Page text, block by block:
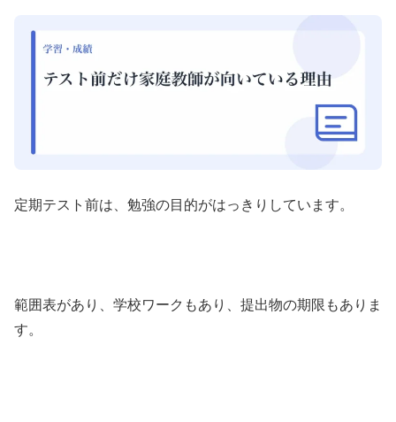
定期テスト前は、勉強の目的がはっきりしています。
範囲表があり、学校ワークもあり、提出物の期限もありま
す。